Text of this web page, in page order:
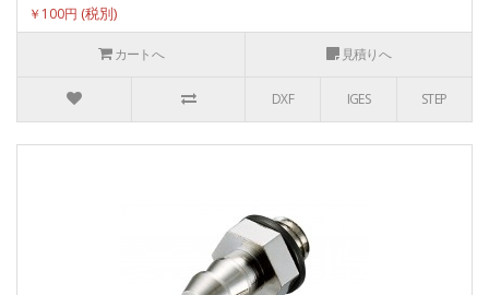
￥100円
カートへ 見積りへ
DXF IGES STEP